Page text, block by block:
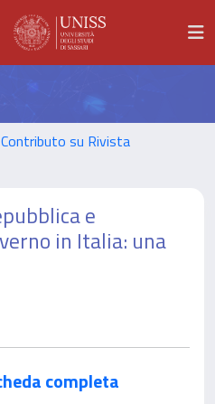
su Rivista
e
in Italia: una
completa